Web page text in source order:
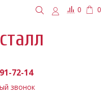
0 0
72-14
звонок